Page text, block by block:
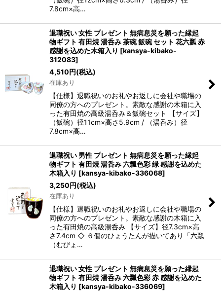
7.8cm×高…
退職祝い 女性 プレゼント 無病息災を願った縁起
物ギフト 有田焼 湯呑み 茶碗 飯碗 セット 花六瓢 赤
感謝を込めた木箱入り [kansya-kibako-
312083]
4,510円(税込)
在庫あり
【仕様】退職祝いのお礼やお返しに会社や職場の
同僚の方へのプレゼント。素敵な感謝の木箱に入
った有田焼の高級湯呑み＆飯碗セット 【サイズ】
（飯碗）径11cm×高さ5.9cm / （湯呑み）径
7.8cm×高…
退職祝い 男性 プレゼント 無病息災を願った縁起
物ギフト 有田焼 湯呑み 六瓢色彩 緑 感謝を込めた
木箱入り [kansya-kibako-336068]
3,250円(税込)
在庫あり
【仕様】退職祝いのお礼やお返しに会社や職場の
同僚の方へのプレゼント。素敵な感謝の木箱に入
った有田焼の高級湯呑み 【サイズ】径7.3cm×高
さ7.4cm ◇ ６個のひょうたんが描いてあり「六瓢
（むびょ…
退職祝い 女性 プレゼント 無病息災を願った縁起
物ギフト 有田焼 湯呑み 六瓢色彩 赤 感謝を込めた
木箱入り [kansya-kibako-336069]